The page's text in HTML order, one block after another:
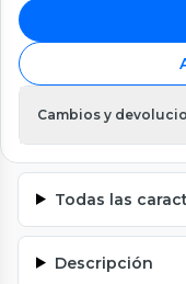
Cambios y
Todas las
Descripción